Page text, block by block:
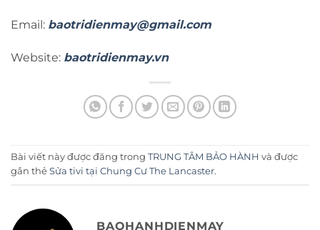
Email: baotridienmay@gmail.com
Website: baotridienmay.vn
Bài viết này được đăng trong TRUNG TÂM BẢO HÀNH và được
gắn thẻ Sửa tivi tại Chung Cư The Lancaster.
BAOHANHDIENMAY